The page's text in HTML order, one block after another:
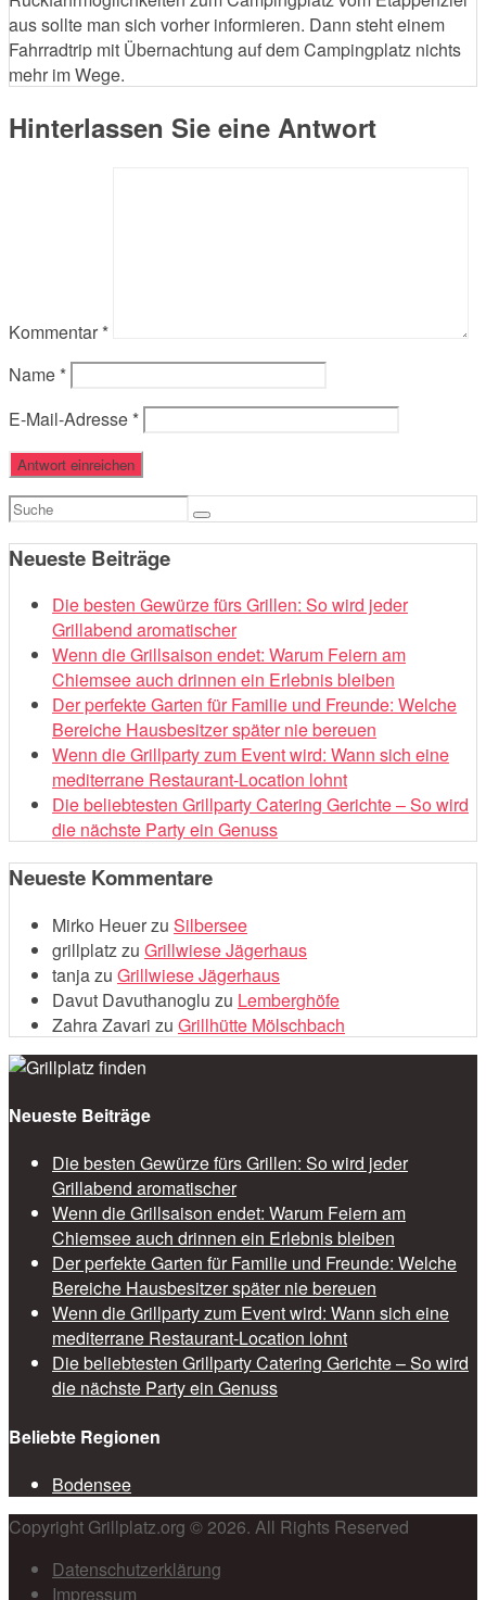
aus sollte man sich vorher informieren. Dann steht einem
Fahrradtrip mit Übernachtung auf dem Campingplatz nichts
mehr im Wege.
Hinterlassen Sie eine Antwort
Kommentar *
Name *
E-Mail-Adresse *
Suchen
Neueste Beiträge
Die besten Gewürze fürs Grillen: So wird jeder
Grillabend aromatischer
Wenn die Grillsaison endet: Warum Feiern am
Chiemsee auch drinnen ein Erlebnis bleiben
Der perfekte Garten für Familie und Freunde: Welche
Bereiche Hausbesitzer später nie bereuen
Wenn die Grillparty zum Event wird: Wann sich eine
mediterrane Restaurant-Location lohnt
Die beliebtesten Grillparty Catering Gerichte – So wird
die nächste Party ein Genuss
Neueste Kommentare
Mirko Heuerzu Silbersee
grillplatzzu Grillwiese Jägerhaus
tanjazu Grillwiese Jägerhaus
Davut Davuthanoglu zu Lemberghöfe
Zahra Zavari zu Grillhütte Mölschbach
Neueste Beiträge
Die besten Gewürze fürs Grillen: So wird jeder
Grillabend aromatischer
Wenn die Grillsaison endet: Warum Feiern am
Chiemsee auch drinnen ein Erlebnis bleiben
Der perfekte Garten für Familie und Freunde: Welche
Bereiche Hausbesitzer später nie bereuen
Wenn die Grillparty zum Event wird: Wann sich eine
mediterrane Restaurant-Location lohnt
Die beliebtesten Grillparty Catering Gerichte – So wird
die nächste Party ein Genuss
Beliebte Regionen
Bodensee
Copyright Grillplatz.org © 2026. All Rights Reserved
Datenschutzerklärung
Impressum